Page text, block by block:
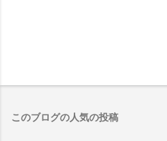
このブログの人気の投稿